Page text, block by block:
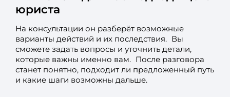
юриста
На консультации он разберёт возможные
варианты действий и их последствия. Вы
сможете задать вопросы и уточнить детали,
которые важны именно вам. После разговора
станет понятно, подходит ли предложенный путь
и какие шаги возможны дальше.